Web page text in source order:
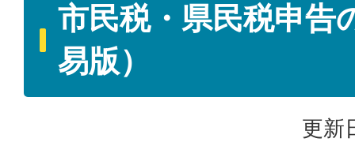
市民税・県民税申告
易版）
更新